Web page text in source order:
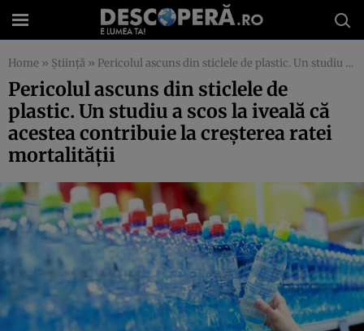
Home » Știință » Pericolul ascuns din sticlele de plastic. Un studiu a scos la iveală că acestea contribuie la creşterea ratei mortalităţii
Pericolul ascuns din sticlele de
plastic. Un studiu a scos la iveală că
acestea contribuie la creşterea ratei
mortalităţii